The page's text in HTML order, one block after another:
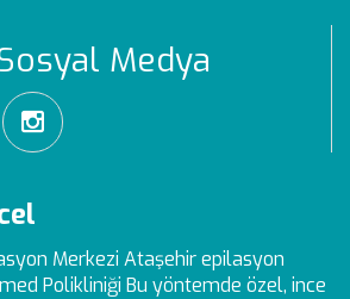
Medya
Merkezi Ataşehir epilasyon
Polikliniği Bu yöntemde özel, ince